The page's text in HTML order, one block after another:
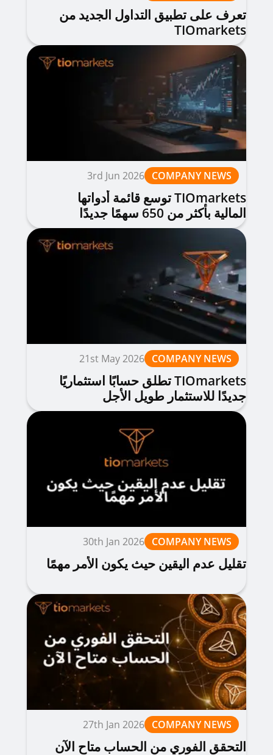
تعرف على تطبيق التداول الجديد من
TIOmarkets
COMPANY NEWS
3rd Jun 2026
TIOmarkets توسع قائمة أدواتها
المالية بأكثر من 650 سهمًا جديدًا
COMPANY NEWS
21st May 2026
TIOmarkets تطلق حسابًا استثماريًا
جديدًا للاستثمار طويل الأجل
COMPANY NEWS
30th Jan 2026
تقليل عدم اليقين حيث يكون الأمر مهمًا
COMPANY NEWS
27th Jan 2026
التحقق الفوري من الحساب متاح الآن